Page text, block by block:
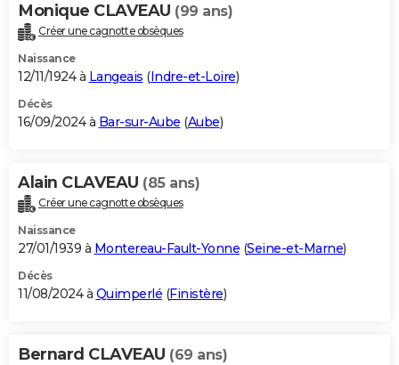
Monique CLAVEAU (99 ans)
Créer une cagnotte obsèques
Naissance
12/11/1924 à Langeais (Indre-et-Loire)
Décès
16/09/2024 à Bar-sur-Aube (Aube)
Alain CLAVEAU (85 ans)
Créer une cagnotte obsèques
Naissance
27/01/1939 à Montereau-Fault-Yonne (Seine-et-Marne)
Décès
11/08/2024 à Quimperlé (Finistère)
Bernard CLAVEAU (69 ans)